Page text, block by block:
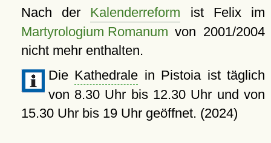
Nach der Kalenderreform ist Felix im
Martyrologium Romanum von 2001/2004
nicht mehr enthalten.
Die Kathedrale in Pistoia ist täglich
von 8.30 Uhr bis 12.30 Uhr und von
15.30 Uhr bis 19 Uhr geöffnet. (2024)